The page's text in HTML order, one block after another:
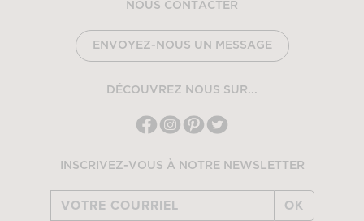
NOUS CONTACTER
ENVOYEZ-NOUS UN MESSAGE
DÉCOUVREZ NOUS SUR...
INSCRIVEZ-VOUS À NOTRE NEWSLETTER
OK